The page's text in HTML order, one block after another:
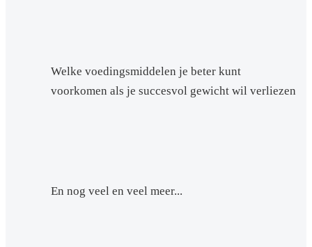
Welke voedingsmiddelen je beter kunt
voorkomen als je succesvol gewicht wil verliezen
En nog veel en veel meer...